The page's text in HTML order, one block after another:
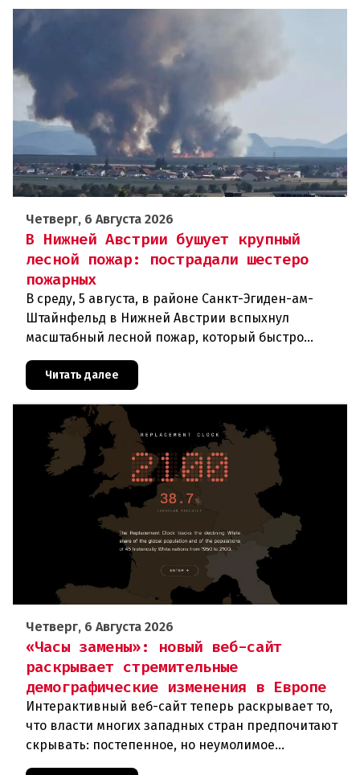
Четверг, 6 Августа 2026
В Нижней Австрии бушует крупный
лесной пожар: пострадали шестеро
пожарных
В среду, 5 августа, в районе Санкт-Эгиден-ам-
Штайнфельд в Нижней Австрии вспыхнул
масштабный лесной пожар, который быстро
В ходе тушения пострадали шесте
Читать далее
Четверг, 6 Августа 2026
«Часы замены»: новый веб-сайт
раскрывает стремительные
демографические изменения в Европе
Интерактивный веб-сайт теперь раскрывает то,
что власти многих западных стран предпочитают
скрывать: постепенное, но неумолимое
сокращение численности населения